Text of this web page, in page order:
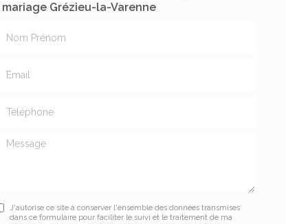
mariage Grézieu-la-Varenne
Message
J'autorise ce site à conserver l'ensemble des données transmises
dans ce formulaire pour faciliter le suivi et le traitement de ma